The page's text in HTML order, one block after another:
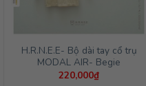
H.R.N.E.E- Bộ dài tay cổ trụ
MODAL AIR- Begie
220,000₫